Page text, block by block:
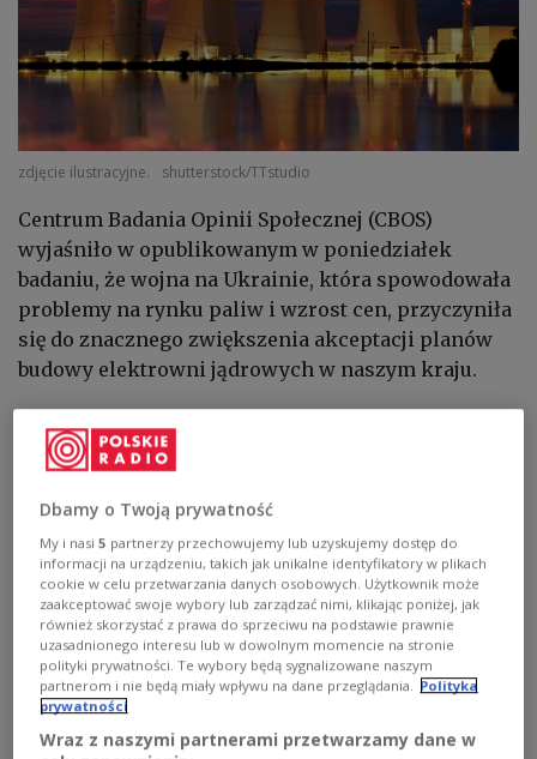
zdjęcie ilustracyjne. shutterstock/TTstudio
Centrum Badania Opinii Społecznej (CBOS)
wyjaśniło w opublikowanym w poniedziałek
badaniu, że wojna na Ukrainie, która spowodowała
problemy na rynku paliw i wzrost cen, przyczyniła
się do znacznego zwiększenia akceptacji planów
budowy elektrowni jądrowych w naszym kraju.
Odsetek zwolenników powstania elektrowni
jądrowych w Polsce wzrósł z 39 proc. w maju 2021
roku do 75 proc. obecnie. Budowie sprzeciwia się z
tej kwestii zdania.
Zmiana nastrojów
CBOS zwrócił uwagę, że w poprzednich latach
Polacy nie byli raczej przychylni budowie jądrówki
w kraju. Najwięcej przeciwników odnotowano w
2006. Budowie elektrowni jądrowej sprzeciwiało
Dbamy o Twoją prywatność
My i nasi5 partnerzy przechowujemy lub uzyskujemy dostęp do
informacji na urządzeniu, takich jak unikalne identyfikatory w plikach
cookie w celu przetwarzania danych osobowych. Użytkownik może
zaakceptować swoje wybory lub zarządzać nimi, klikając poniżej, jak
również skorzystać z prawa do sprzeciwu na podstawie prawnie
uzasadnionego interesu lub w dowolnym momencie na stronie
polityki prywatności. Te wybory będą sygnalizowane naszym
partnerom i nie będą miały wpływu na dane przeglądania.
Polityka
prywatności
Wraz z naszymi partnerami przetwarzamy dane w